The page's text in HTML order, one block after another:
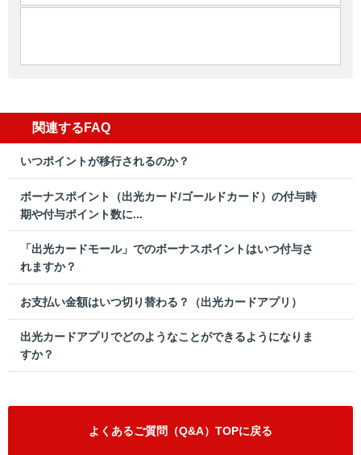
関連するFAQ
いつポイントが移行されるのか？
ボーナスポイント（出光カード/ゴールドカード）の付与時
期や付与ポイント数に...
「出光カードモール」でのボーナスポイントはいつ付与さ
れますか？
お⽀払い⾦額はいつ切り替わる？（出光カードアプリ）
出光カードアプリでどのようなことができるようになりま
すか？
よくあるご質問（Q&A）TOPに戻る